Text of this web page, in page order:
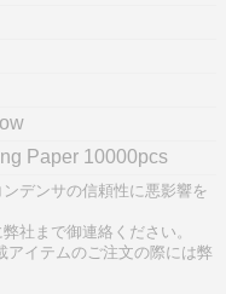
Paper 10000pcs
デンサの信頼性に悪影響を
社まで御連絡ください。
アイテムのご注文の際には弊